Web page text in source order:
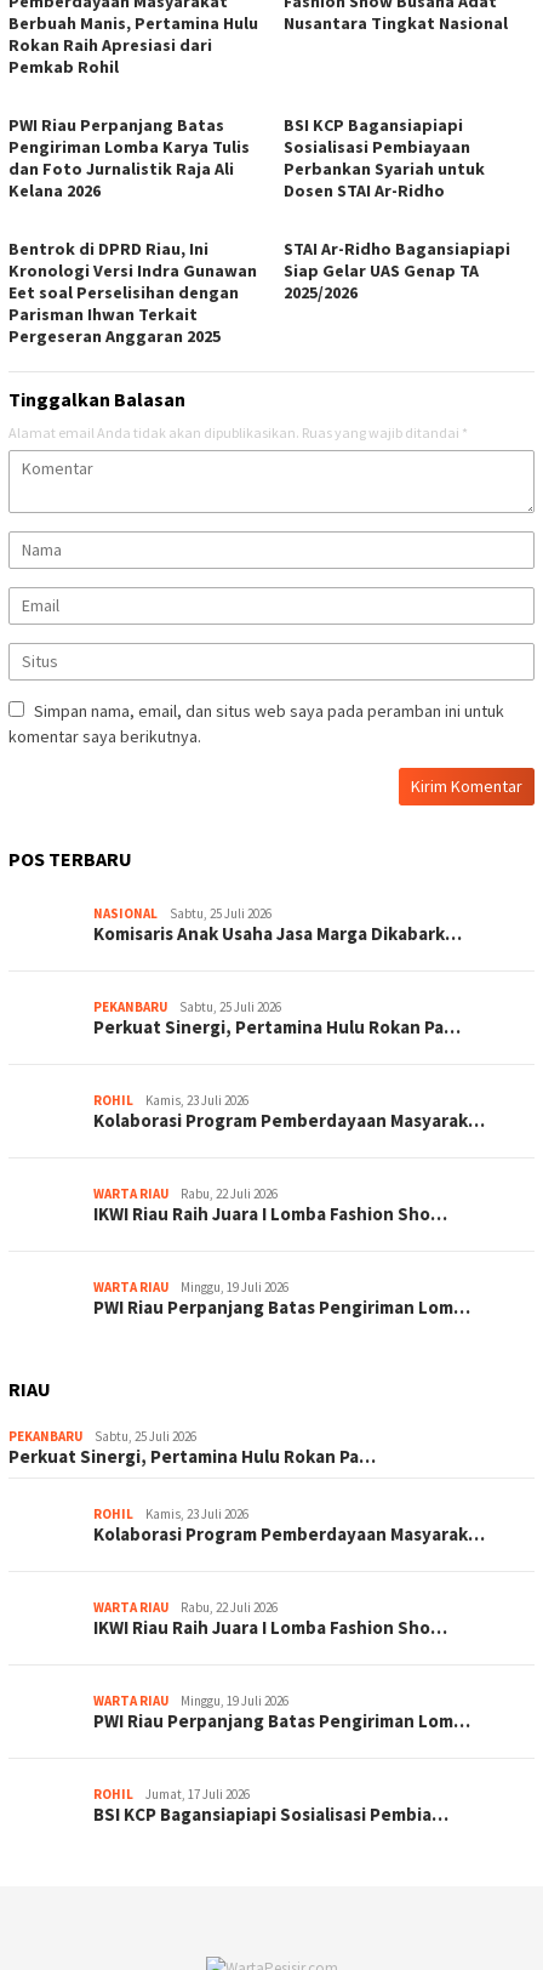
Berbuah Manis, Pertamina Hulu
Rokan Raih Apresiasi dari
Pemkab Rohil
Nusantara Tingkat Nasional
PWI Riau Perpanjang Batas
Pengiriman Lomba Karya Tulis
dan Foto Jurnalistik Raja Ali
Kelana 2026
BSI KCP Bagansiapiapi
Sosialisasi Pembiayaan
Perbankan Syariah untuk
Dosen STAI Ar-Ridho
Bentrok di DPRD Riau, Ini
Kronologi Versi Indra Gunawan
Eet soal Perselisihan dengan
Parisman Ihwan Terkait
Pergeseran Anggaran 2025
STAI Ar-Ridho Bagansiapiapi
Siap Gelar UAS Genap TA
2025/2026
Tinggalkan Balasan
Alamat email Anda tidak akan dipublikasikan. Ruas yang wajib ditandai *
Simpan nama, email, dan situs web saya pada peramban ini untuk
komentar saya berikutnya.
POS TERBARU
NASIONAL Sabtu, 25 Juli 2026
Komisaris Anak Usaha Jasa Marga Dikabark…
PEKANBARU Sabtu, 25 Juli 2026
Perkuat Sinergi, Pertamina Hulu Rokan Pa…
ROHIL Kamis, 23 Juli 2026
Kolaborasi Program Pemberdayaan Masyarak…
WARTA RIAU Rabu, 22 Juli 2026
IKWI Riau Raih Juara I Lomba Fashion Sho…
WARTA RIAU Minggu, 19 Juli 2026
PWI Riau Perpanjang Batas Pengiriman Lom…
RIAU
PEKANBARU Sabtu, 25 Juli 2026
Perkuat Sinergi, Pertamina Hulu Rokan Pa…
ROHIL Kamis, 23 Juli 2026
Kolaborasi Program Pemberdayaan Masyarak…
WARTA RIAU Rabu, 22 Juli 2026
IKWI Riau Raih Juara I Lomba Fashion Sho…
WARTA RIAU Minggu, 19 Juli 2026
PWI Riau Perpanjang Batas Pengiriman Lom…
ROHIL Jumat, 17 Juli 2026
BSI KCP Bagansiapiapi Sosialisasi Pembia…